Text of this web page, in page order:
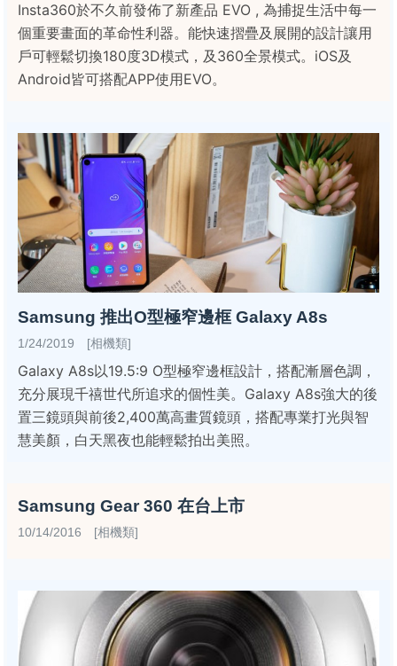
Insta360於不久前發佈了新產品 EVO , 為捕捉生活中每一
個重要畫面的革命性利器。能快速摺疊及展開的設計讓用
戶可輕鬆切換180度3D模式，及360全景模式。iOS及
Android皆可搭配APP使用EVO。
Samsung 推出O型極窄邊框 Galaxy A8s
1/24/2019 [相機類]
Galaxy A8s以19.5:9 O型極窄邊框設計，搭配漸層色調，
充分展現千禧世代所追求的個性美。Galaxy A8s強大的後
置三鏡頭與前後2,400萬高畫質鏡頭，搭配專業打光與智
慧美顏，白天黑夜也能輕鬆拍出美照。
Samsung Gear 360 在台上市
10/14/2016 [相機類]